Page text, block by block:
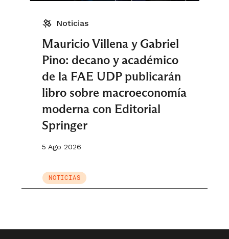
Noticias
Mauricio Villena y Gabriel
Pino: decano y académico
de la FAE UDP publicarán
libro sobre macroeconomía
moderna con Editorial
Springer
5 Ago 2026
NOTICIAS